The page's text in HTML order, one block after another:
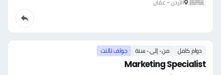
الأردن - عمّان
دوام كامل من ٠ إلى ٠ سنة جولف تالنت
Marketing Specialist